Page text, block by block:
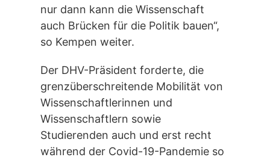
nur dann kann die Wissenschaft
auch Brücken für die Politik bauen“,
so Kempen weiter.
Der DHV-Präsident forderte, die
grenzüberschreitende Mobilität von
Wissenschaftlerinnen und
Wissenschaftlern sowie
Studierenden auch und erst recht
während der Covid-19-Pandemie so